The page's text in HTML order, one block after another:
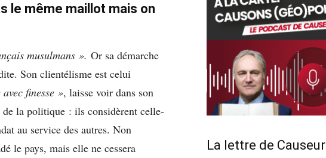
le même maillot mais on
musulmans ». Or sa démarche
Son clientélisme est celui
avec finesse », laisse voir dans son
de la politique : ils considèrent celle-
au service des autres. Non
le pays, mais elle ne cessera
La lettre de Causeur